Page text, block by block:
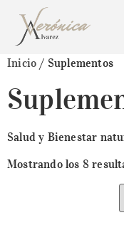
Inicio / Suplementos
Salud y Bienestar
Mostrando los 8